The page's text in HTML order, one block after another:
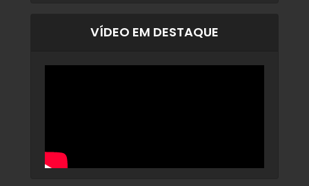
VÍDEO EM DESTAQUE